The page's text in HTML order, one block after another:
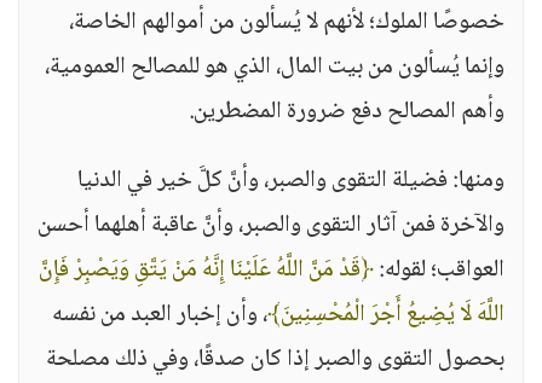
خصوصًا الملوك؛ لأنهم لا يُسألون من أموالهم الخاصة،
وإنما يُسألون من بيت المال، الذي هو للمصالح العمومية،
وأهم المصالح دفع ضرورة المضطرين.
ومنها: فضيلة التقوى والصبر، وأنَّ كلَّ خير في الدنيا
والآخرة فمن آثار التقوى والصبر، وأنَّ عاقبة أهلهما أحسن
العواقب؛ لقوله:﴿قَدْ مَنَّ اللَّهُ عَلَيْنَا إِنَّهُ مَنْ يَتَّقِ وَيَصْبِرْ فَإِنَّ
اللَّهَ لَا يُضِيعُ أَجْرَ الْمُحْسِنِينَ﴾، وأن إخبار العبد من نفسه
بحصول التقوى والصبر إذا كان صدقًا، وفي ذلك مصلحة